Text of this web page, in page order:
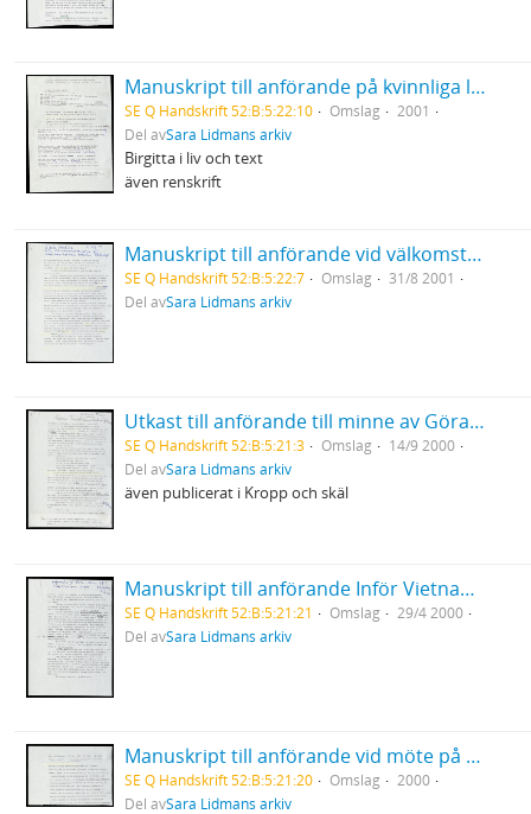
Manuskript till anförande på kvinnliga litteraturvetares konferens med Birgitta Holms 65-års dag som anledning för semenariet
SE Q Handskrift 52:B:5:22:10 Omslag
2001
Del avSara Lidmans arkiv
Birgitta i liv och text
även renskrift
Manuskript till anförande vid välkomstceremoni för lärarhögskolans första årskurs (Aula Nordica, Umeå)
SE Q Handskrift 52:B:5:22:7 Omslag
31/8 2001
Del avSara Lidmans arkiv
Utkast till anförande till minne av Göran Tunström "Göran Tunströms andra hjärna" Musikhögskolan Göteborg
SE Q Handskrift 52:B:5:21:3 Omslag
14/9 2000
Del avSara Lidmans arkiv
även publicerat i Kropp och skäl
Manuskript till anförande Inför Vietnams seger - 25 årsdagen Katasalen ABF
SE Q Handskrift 52:B:5:21:21 Omslag
29/4 2000
Del avSara Lidmans arkiv
Manuskript till anförande vid möte på Palmedagen "Vad kan vi göra?" Internationell solidaritet och vårt ansvar
SE Q Handskrift 52:B:5:21:20 Omslag
2000
Del avSara Lidmans arkiv